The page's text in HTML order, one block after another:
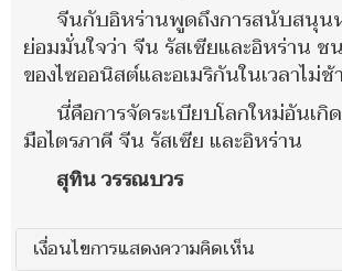
จีนกับอิหร่านพูดถึงการสนับสนุน
ย่อมมั่นใจว่า จีน รัสเซียและอิหร่าน ช
ของไซออนิสต์และอเมริกันในเวลาไม่
นี่คือการจัดระเบียบโลกใหม่อันเกิ
มือไตรภาคี จีน รัสเซีย และอิหร่าน
สุทิน วรรณบวร
เงื่อนไขการแสดงความคิดเห็น